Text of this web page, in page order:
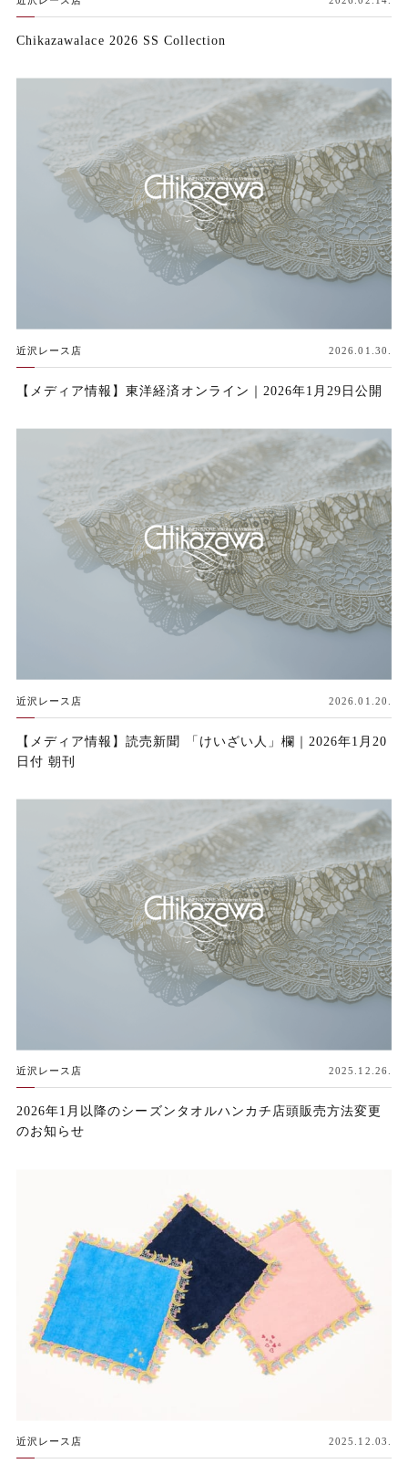
Chikazawalace 2026 SS Collection
近沢レース店 2026.01.30.
【メディア情報】東洋経済オンライン｜2026年1月29日公開
近沢レース店 2026.01.20.
【メディア情報】読売新聞 「けいざい人」欄｜2026年1月20
日付 朝刊
近沢レース店 2025.12.26.
2026年1月以降のシーズンタオルハンカチ店頭販売方法変更
のお知らせ
近沢レース店 2025.12.03.